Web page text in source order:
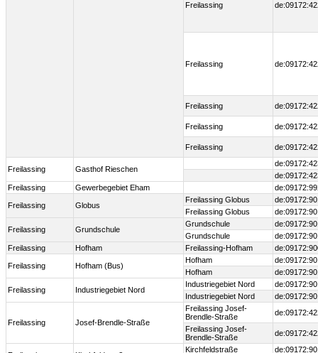
Freilassing
Freilassing
Freilassing
Freilassing
Freilassing
Freilassing Gasthof Rieschen
Freilassing
Gewerbegebiet Eham
Freilassing Globus
Freilassing Globus
Freilassing Globus
Freilassing Grundschule
Grundschule
Grundschule
Freilassing
Hofham Freilassing-Hofham
Freilassing Hofham (Bus)
Hofham
Hofham
Freilassing Industriegebiet Nord
Industriegebiet Nord
Industriegebiet Nord
Freilassing Josef-Brendle-Straße
Freilassing Josef-
Brendle-Straße
Freilassing Josef-
Brendle-Straße
Kirchfeldstraße